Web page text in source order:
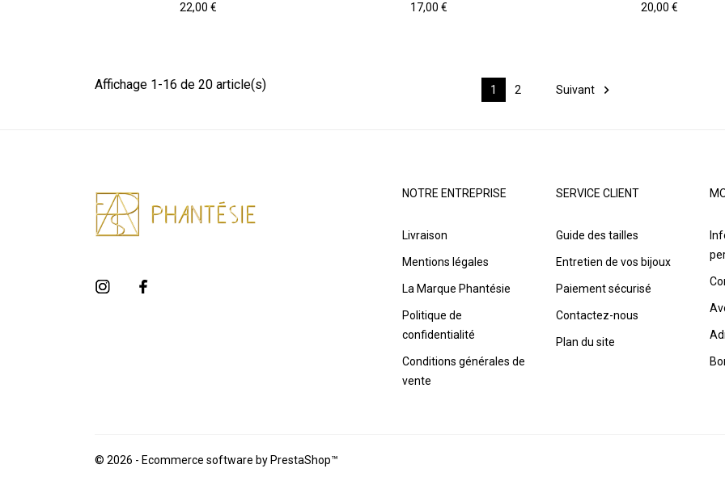
Prix
22,00 € Prix
17,00 € Prix
20,00 €
Affichage 1-16 de 20 article(s) 1 2 Suivant 
NOTRE ENTREPRISE
Livraison
Mentions légales
La Marque Phantésie
Politique de
confidentialité
Conditions générales de
vente
SERVICE CLIENT
Guide des tailles
Entretien de vos bijoux
Paiement sécurisé
Contactez-nous
Plan du site
© 2026 - Ecommerce software by PrestaShop™